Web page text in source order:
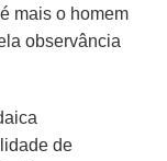
mais o homem
observância
de